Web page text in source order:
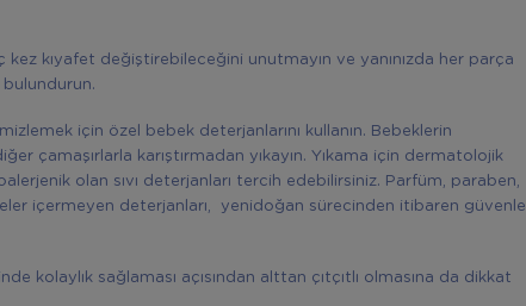
kez kıyafet değiştirebileceğini unutmayın ve yanınızda her parça
için özel bebek deterjanlarını kullanın. Bebeklerin
çamaşırlarla karıştırmadan yıkayın. Yıkama için dermatolojik
olan sıvı deterjanları tercih edebilirsiniz. Parfüm, paraben,
içermeyen deterjanları, yenidoğan sürecinden itibaren güvenle
kolaylık sağlaması açısından alttan çıtçıtlı olmasına da dikkat